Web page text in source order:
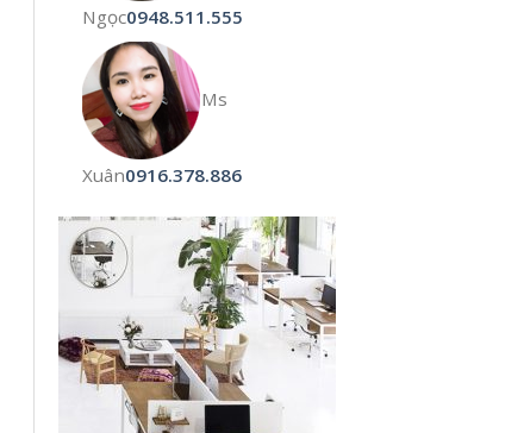
Ngọc0948.511.555
Ms
Xuân0916.378.886